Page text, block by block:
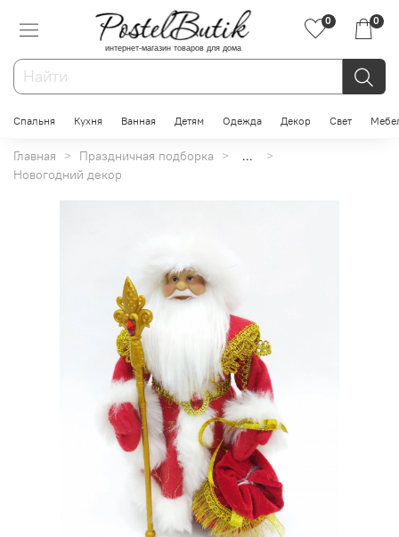
интернет-магазин товаров для дома
0 0
Спальня Кухня Ванная Детям Одежда Декор Свет
Главная Праздничная подборка
...
Новогодний декор